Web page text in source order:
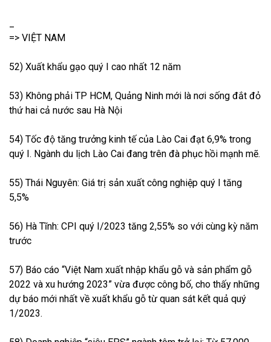
=> VIỆT NAM
52) Xuất khẩu gạo quý I cao nhất 12 năm
53) Không phải TP HCM, Quảng Ninh mới là nơi sống đắt đỏ
thứ hai cả nước sau Hà Nội
54) Tốc độ tăng trưởng kinh tế của Lào Cai đạt 6,9% trong
quý I. Ngành du lịch Lào Cai đang trên đà phục hồi mạnh mẽ.
55) Thái Nguyên: Giá trị sản xuất công nghiệp quý I tăng
5,5%
56) Hà Tĩnh: CPI quý I/2023 tăng 2,55% so với cùng kỳ năm
trước
57) Báo cáo “Việt Nam xuất nhập khẩu gỗ và sản phẩm gỗ
2022 và xu hướng 2023” vừa được công bố, cho thấy những
dự báo mới nhất về xuất khẩu gỗ từ quan sát kết quả quý
1/2023.